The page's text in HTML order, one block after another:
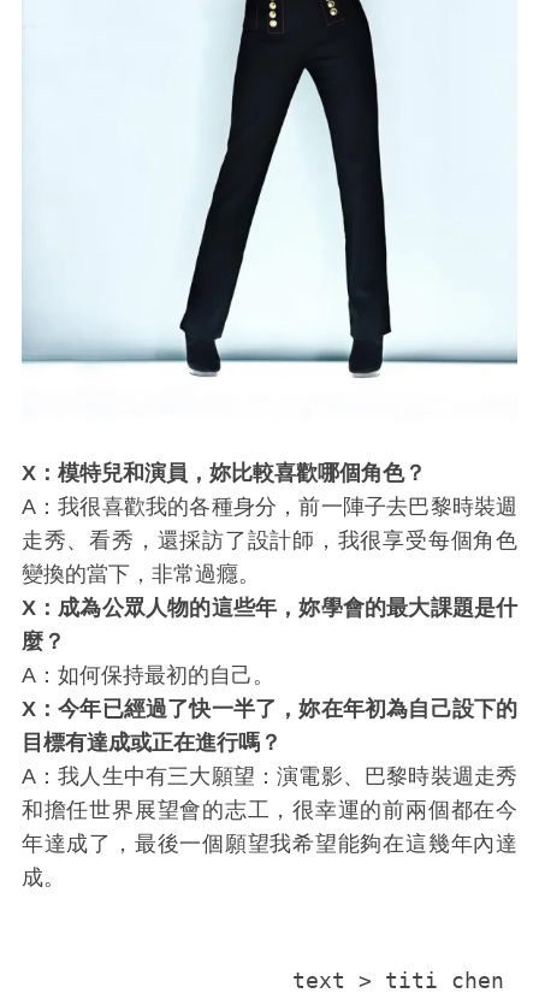
X：模特兒和演員，妳比較喜歡哪個角色？
A：我很喜歡我的各種身分，前一陣子去巴黎時裝週
走秀、看秀，還採訪了設計師，我很享受每個角色
變換的當下，非常過癮。
X：成為公眾人物的這些年，妳學會的最大課題是什
麼？
A：如何保持最初的自己。
X：今年已經過了快一半了，妳在年初為自己設下的
目標有達成或正在進行嗎？
A：我人生中有三大願望：演電影、巴黎時裝週走秀
和擔任世界展望會的志工，很幸運的前兩個都在今
年達成了，最後一個願望我希望能夠在這幾年內達
成。